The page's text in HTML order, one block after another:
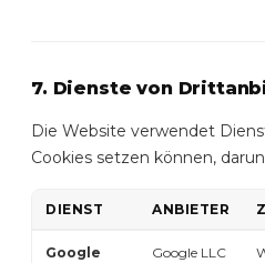
7. Dienste von
Die Website verwendet
Cookies setzen können,
DIENST ANBIETER
Google
Google LLC